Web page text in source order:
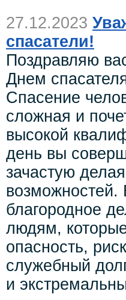
27.12.2023
спасатели!
Поздравляю
Днем
Спасение
сложная и
высокой
день вы
зачастую
возможностей.
благородное
людям,
опасность,
служебный
и